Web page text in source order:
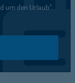
um den Urlaub".